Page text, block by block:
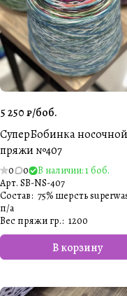
5 250 ₽/боб.
СуперБобинка носочной
пряжи №407
0 0
В наличии: 1 боб.
Арт. SB-NS-407
В корзину
Состав: 75% шерсть
п/а
Вес пряжи гр.: 1200